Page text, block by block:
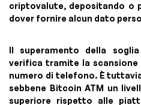
criptovalute, depositando o
dover fornire alcun dato
Il superamento della
verifica tramite la scansione
numero di telefono. È
sebbene Bitcoin ATM un
superiore rispetto alle